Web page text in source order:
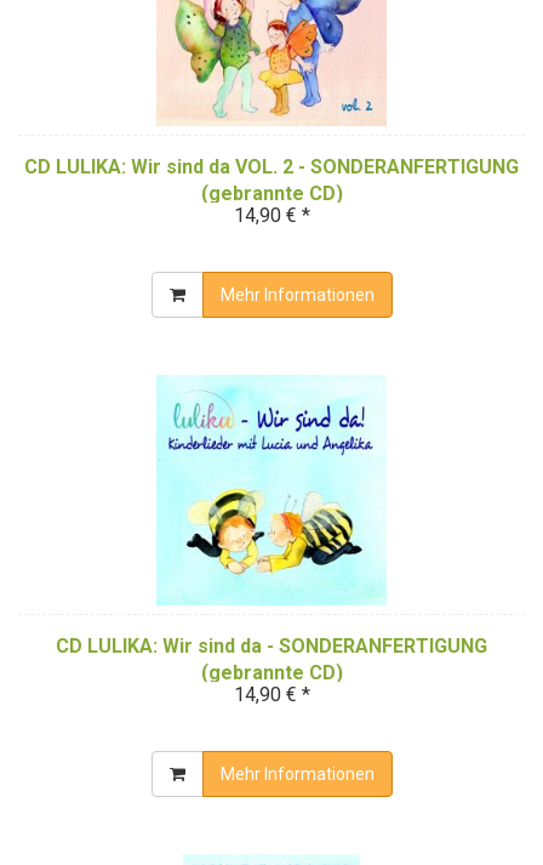
CD LULIKA: Wir sind da VOL. 2 - SONDERANFERTIGUNG
(gebrannte CD)
14,90 € *
Mehr Informationen
CD LULIKA: Wir sind da - SONDERANFERTIGUNG
(gebrannte CD)
14,90 € *
Mehr Informationen